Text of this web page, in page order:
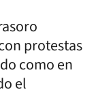
protestas
como en
el